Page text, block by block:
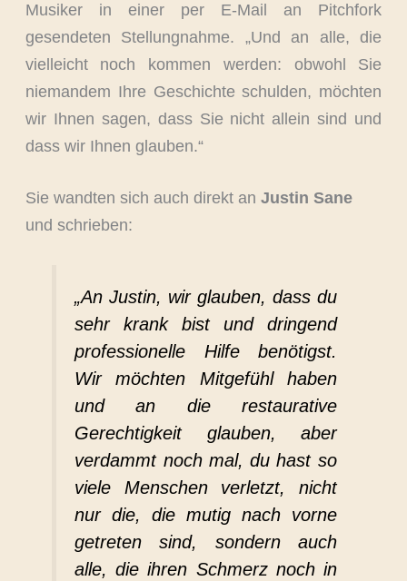
Musiker in einer per E-Mail an Pitchfork
gesendeten Stellungnahme. „Und an alle, die
vielleicht noch kommen werden: obwohl Sie
niemandem Ihre Geschichte schulden, möchten
wir Ihnen sagen, dass Sie nicht allein sind und
dass wir Ihnen glauben.“
Sie wandten sich auch direkt an Justin Sane
und schrieben:
„An Justin, wir glauben, dass du
sehr krank bist und dringend
professionelle Hilfe benötigst.
Wir möchten Mitgefühl haben
und an die restaurative
Gerechtigkeit glauben, aber
verdammt noch mal, du hast so
viele Menschen verletzt, nicht
nur die, die mutig nach vorne
getreten sind, sondern auch
alle, die ihren Schmerz noch in